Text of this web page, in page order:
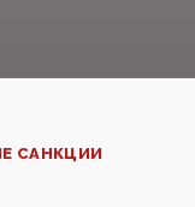
САНКЦИИ